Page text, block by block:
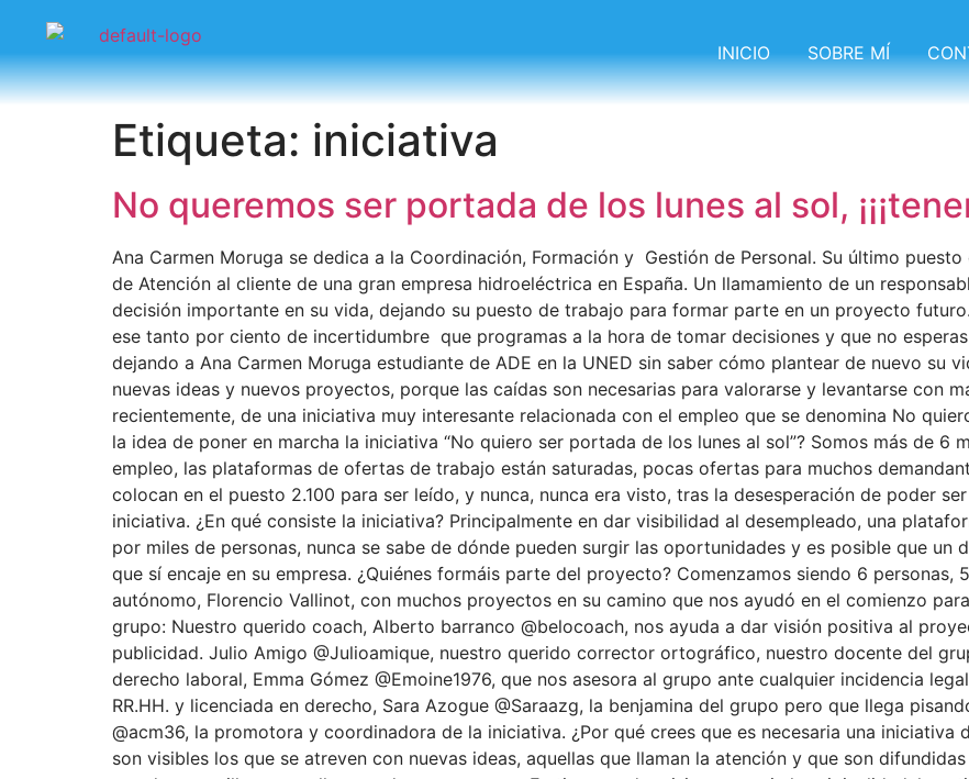
INICIO SOBRE MÍ
Etiqueta: iniciativa
No queremos ser portada de los lunes al sol,
Ana Carmen Moruga se dedica a la Coordinación, Formación y Gestión de Personal. Su último
de Atención al cliente de una gran empresa hidroeléctrica en España. Un llamamiento de un
decisión importante en su vida, dejando su puesto de trabajo para formar parte en un proyecto
ese tanto por ciento de incertidumbre que programas a la hora de tomar decisiones y que no
dejando a Ana Carmen Moruga estudiante de ADE en la UNED sin saber cómo plantear de nuevo su
nuevas ideas y nuevos proyectos, porque las caídas son necesarias para valorarse y levantarse con
recientemente, de una iniciativa muy interesante relacionada con el empleo que se denomina No
la idea de poner en marcha la iniciativa “No quiero ser portada de los lunes al sol”? Somos más de 6
empleo, las plataformas de ofertas de trabajo están saturadas, pocas ofertas para muchos
colocan en el puesto 2.100 para ser leído, y nunca, nunca era visto, tras la desesperación de poder
iniciativa. ¿En qué consiste la iniciativa? Principalmente en dar visibilidad al desempleado, una
por miles de personas, nunca se sabe de dónde pueden surgir las oportunidades y es posible que un
que sí encaje en su empresa. ¿Quiénes formáis parte del proyecto? Comenzamos siendo 6 personas,
autónomo, Florencio Vallinot, con muchos proyectos en su camino que nos ayudó en el comienzo
grupo: Nuestro querido coach, Alberto barranco @belocoach, nos ayuda a dar visión positiva al
publicidad. Julio Amigo @Julioamique, nuestro querido corrector ortográfico, nuestro docente del
derecho laboral, Emma Gómez @Emoine1976, que nos asesora al grupo ante cualquier incidencia
RR.HH. y licenciada en derecho, Sara Azogue @Saraazg, la benjamina del grupo pero que llega
@acm36, la promotora y coordinadora de la iniciativa. ¿Por qué crees que es necesaria una
son visibles los que se atreven con nuevas ideas, aquellas que llaman la atención y que son